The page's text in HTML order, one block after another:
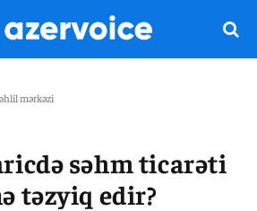
mərkəzi
səhm ticarəti
təzyiq edir?